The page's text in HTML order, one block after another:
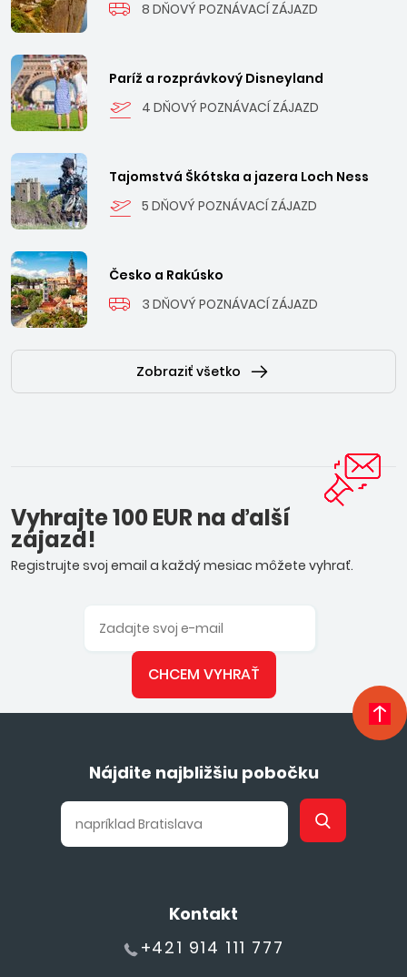
širokej, až 30 km dlhej piesočnatej pláže. V súčasnosti je
Durrës rýchlo sa rozvíjajúcim letoviskom s krásnou novou
a reštauráciami.
8 DŇOVÝ POZNÁVACÍ ZÁJAZD
Paríž a rozprávkový Disneyland
4 DŇOVÝ POZNÁVACÍ ZÁJAZD
Tajomstvá Škótska a jazera Loch Ness
5 DŇOVÝ POZNÁVACÍ ZÁJAZD
Česko a Rakúsko
3 DŇOVÝ POZNÁVACÍ ZÁJAZD
Zobraziť všetko
Vyhrajte 100 EUR na ďalší
zájazd!
Registrujte svoj email a každý mesiac môžete vyhrať.
CHCEM VYHRAŤ
Nájdite najbližšiu pobočku
Kontakt
+421 914 111 777